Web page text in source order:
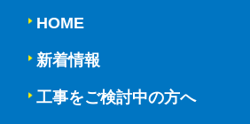
HOME
新着情報
工事をご検討中の方へ